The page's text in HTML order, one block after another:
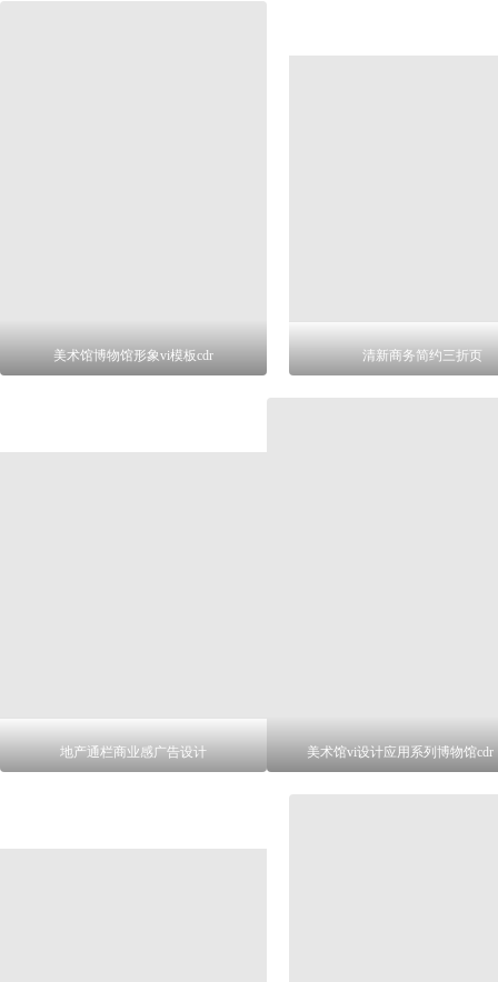
美术馆博物馆形象vi模板cdr 清新商务简约三折页
地产通栏商业感广告设计 美术馆vi设计应用系列博物馆cdr